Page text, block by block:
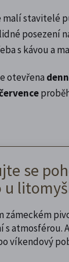
malí stavitelé
posezení
s kávou a
otevřena
se
u
zámeckém
s atmosférou.
víkendový